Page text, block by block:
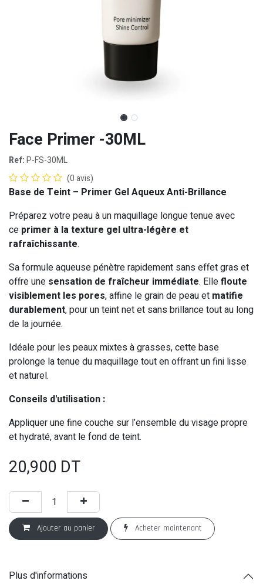
Face Primer -30ML
Ref:P-FS-30ML
(0 avis)
Base de Teint – Primer Gel Aqueux Anti-Brillance
Préparez votre peau à un maquillage longue tenue avec
ce primer à la texture gel ultra-légère et
rafraîchissante.
Sa formule aqueuse pénètre rapidement sans effet gras et
offre une sensation de fraîcheur immédiate. Ellefloute
visiblement les pores, affine le grain de peau et matifie
durablement, pour un teint net et sans brillance tout au long
de la journée.
Idéale pour les peaux mixtes à grasses, cette base
prolonge la tenue du maquillage tout en offrant un fini lisse
et naturel.
Conseils d'utilisation :
Appliquer une fine couche sur l’ensemble du visage propre
et hydraté, avant le fond de teint.
20,900 DT
Ajouter au panier Acheter maintenant
Plus d'informations